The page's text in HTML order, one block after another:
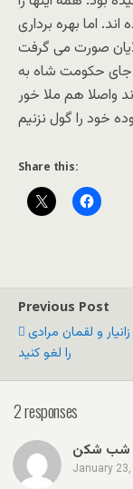
اما بهره برداری
صورت می گرفت
جای حکومت شاه به
واصلا هم ملا خور
Share this:
Previous Post
و لقمان مرادی
را لغو کنيد
2 responses
شب شکن
January